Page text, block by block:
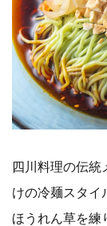
四川料理の伝統
けの冷麺スタイ
ほうれん草を練